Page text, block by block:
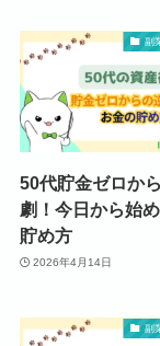
副
50代貯金ゼロか
劇！今日から始
貯め方
2026年4月14日
副